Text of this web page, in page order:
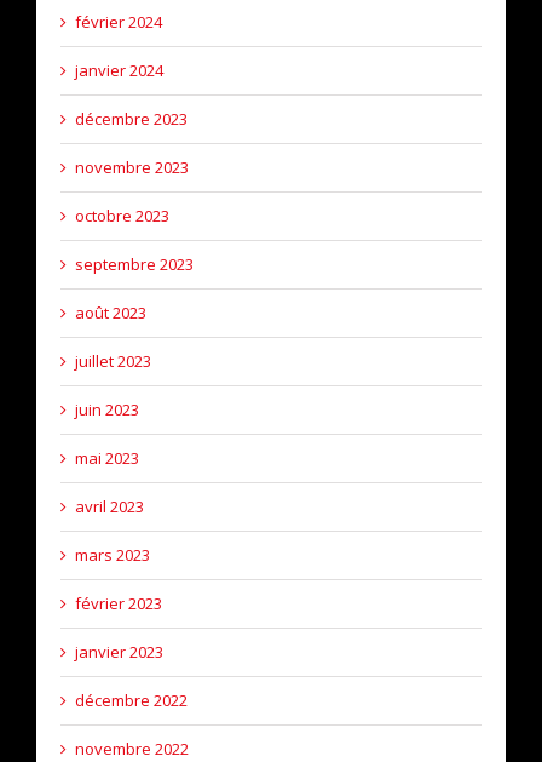
février 2024
janvier 2024
décembre 2023
novembre 2023
octobre 2023
septembre 2023
août 2023
juillet 2023
juin 2023
mai 2023
avril 2023
mars 2023
février 2023
janvier 2023
décembre 2022
novembre 2022